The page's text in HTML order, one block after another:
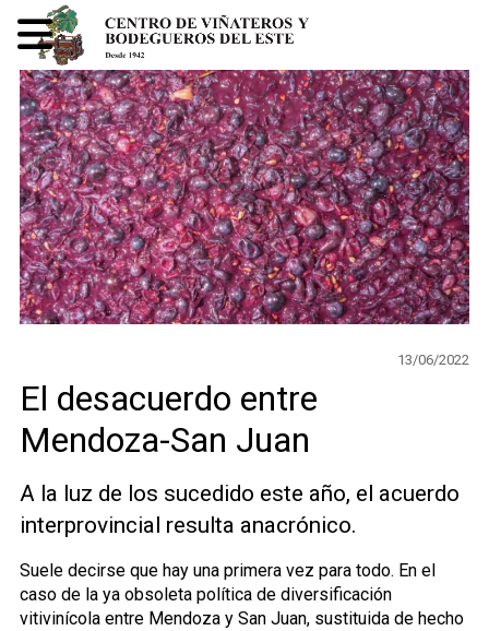
13/06/2022
El desacuerdo entre
Mendoza-San Juan
A la luz de los sucedido este año, el acuerdo
interprovincial resulta anacrónico.
Suele decirse que hay una primera vez para todo. En el
caso de la ya obsoleta política de diversificación
vitivinícola entre Mendoza y San Juan, sustituida de hecho